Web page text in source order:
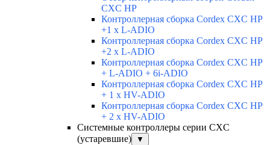
CXC HP
Контроллерная сборка Cordex CXC HP
+1 x L-ADIO
Контроллерная сборка Cordex CXC HP
+2 x L-ADIO
Контроллерная сборка Cordex CXC HP
+ L-ADIO + 6i-ADIO
Контроллерная сборка Cordex CXC HP
+ 1 x HV-ADIO
Контроллерная сборка Cordex CXC HP
+ 2 x HV-ADIO
Системные контроллеры серии CXC
(устаревшие)
▼